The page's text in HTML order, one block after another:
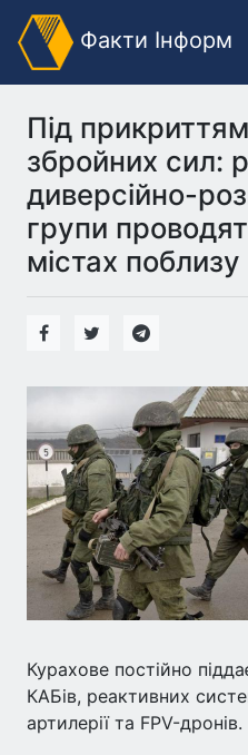
Факти Інформ
Під
збройних сил:
диверсійно-
групи
містах
Курахове постійно
КАБів, реактивних
артилерії та FPV-дронів.